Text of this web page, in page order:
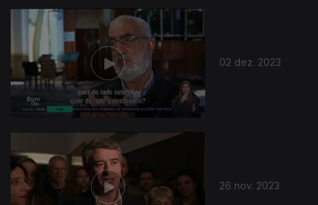
02 dez. 2023
26 nov. 2023